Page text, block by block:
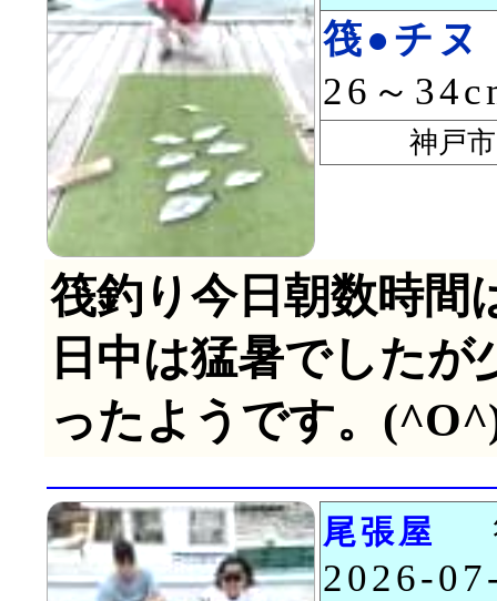
筏●チヌ
26～
神戸市
筏釣り今日朝数時間
日中は猛暑でした
ったようです。
尾張屋
2026-